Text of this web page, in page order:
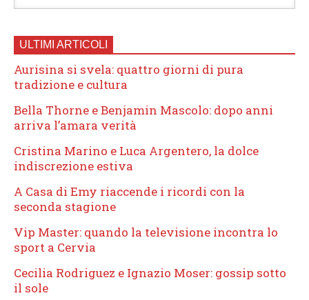
ULTIMI ARTICOLI
Aurisina si svela: quattro giorni di pura
tradizione e cultura
Bella Thorne e Benjamin Mascolo: dopo anni
arriva l’amara verità
Cristina Marino e Luca Argentero, la dolce
indiscrezione estiva
A Casa di Emy riaccende i ricordi con la
seconda stagione
Vip Master: quando la televisione incontra lo
sport a Cervia
Cecilia Rodriguez e Ignazio Moser: gossip sotto
il sole